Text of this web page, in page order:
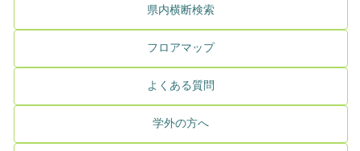
県内横断検索
フロアマップ
よくある質問
学外の方へ